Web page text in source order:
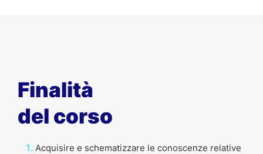
Finalità
del corso
Acquisire e schematizzare le conoscenze relative